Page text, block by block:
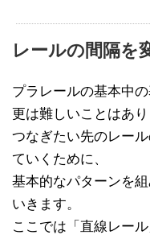
レールの間隔を
プラレールの基本中
更は難しいことはあり
つなぎたい先のレー
ていくために、
基本的なパターンを
いきます。
ここでは「直線レー